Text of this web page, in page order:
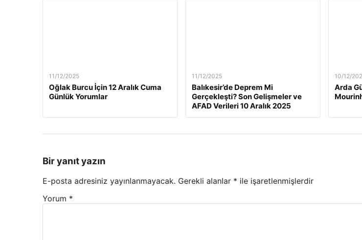
11/12/2025
Oğlak Burcu İçin 12 Aralık Cuma
Günlük Yorumlar
11/12/2025
Balıkesir’de Deprem Mi
Gerçekleşti? Son Gelişmeler ve
AFAD Verileri 10 Aralık 2025
10/12/
Arda
Bir yanıt yazın
E-posta adresiniz yayınlanmayacak. Gerekli alanlar * ile işaretlenmişlerdir
Yorum *